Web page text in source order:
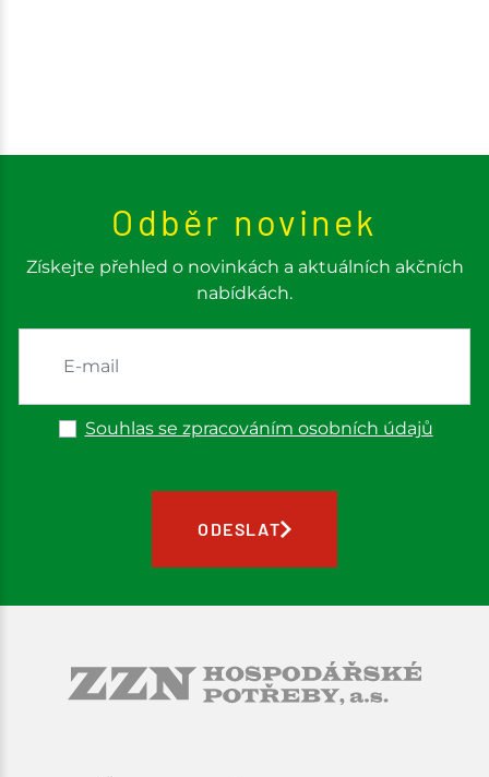
Odběr novinek
Získejte přehled o novinkách a aktuálních akčních
nabídkách.
Souhlas se zpracováním osobních údajů
ODESLAT